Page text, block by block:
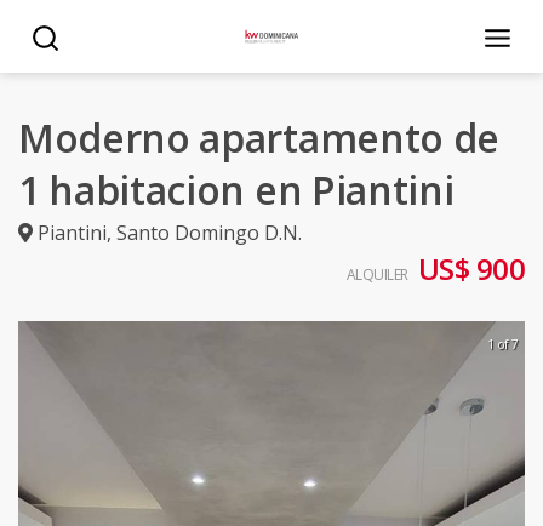
Moderno apartamento de
1 habitacion en Piantini
Piantini, Santo Domingo D.N.
ALQUILER US$ 900
1 of 7